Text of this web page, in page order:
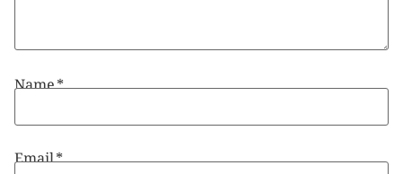
Name*
Email*